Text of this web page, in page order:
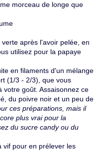
morceau de longe que
après l'avoir pelée, en
utilisez pour la papaye
en filaments d'un mélange
(1/3 - 2/3), que vous
votre goût. Assaisonnez ce
du poivre noir et un peu de
ces préparations, mais il
plus vrai pour la
du sucre candy ou du
vif pour en prélever les